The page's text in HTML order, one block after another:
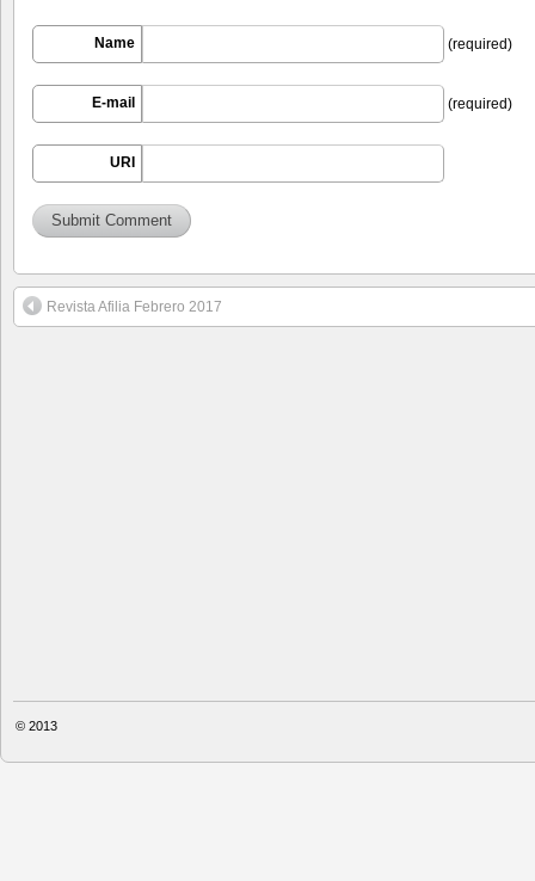
Name (required)
E-mail (required)
URI
Revista Afilia Febrero 2017
© 2013